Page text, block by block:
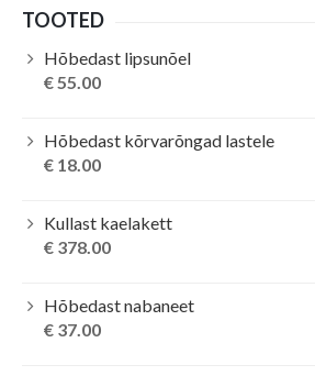
TOOTED
Hõbedast lipsunõel
€55.00
Hõbedast kõrvarõngad lastele
€ 18.00
Kullast kaelakett
€ 378.00
Hõbedast nabaneet
€ 37.00